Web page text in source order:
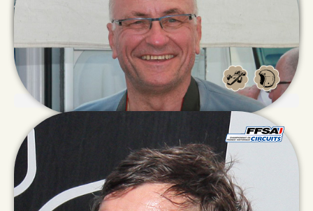
BernardGUEVIN